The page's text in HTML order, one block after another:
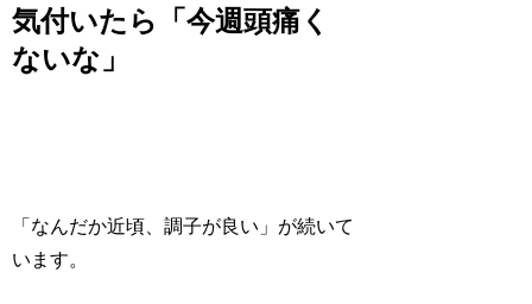
気付いたら「今週頭痛く
ないな」
「なんだか近頃、調子が良い」が続いて
います。